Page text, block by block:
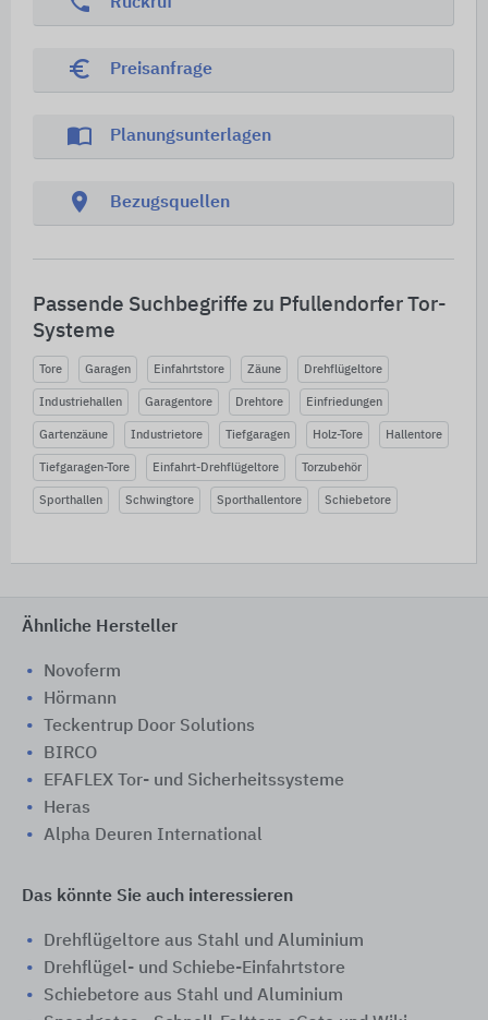
euro_symbol Preisanfrage
import_contacts Planungsunterlagen
location_on Bezugsquellen
Passende Suchbegriffe zu Pfullendorfer Tor-
Systeme
Tore Garagen Einfahrtstore Zäune Drehflügeltore
Industriehallen Garagentore Drehtore Einfriedungen
Gartenzäune Industrietore Tiefgaragen Holz-Tore Hallentore
Tiefgaragen-Tore Einfahrt-Drehflügeltore Torzubehör
Sporthallen Schwingtore Sporthallentore Schiebetore
Ähnliche Hersteller
Novoferm
Hörmann
Teckentrup Door Solutions
BIRCO
EFAFLEX Tor- und Sicherheitssysteme
Heras
Alpha Deuren International
Das könnte Sie auch interessieren
Drehflügeltore aus Stahl und Aluminium
Drehflügel- und Schiebe-Einfahrtstore
Schiebetore aus Stahl und Aluminium